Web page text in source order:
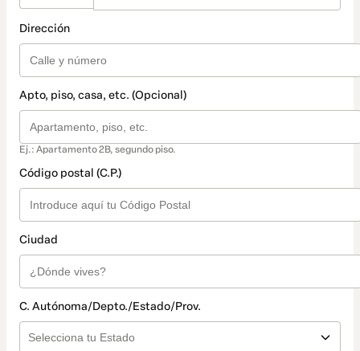
Dirección
Apto, piso, casa, etc. (Opcional)
Ej.: Apartamento 2B, segundo piso.
Código postal (C.P.)
Ciudad
C. Autónoma/Depto./Estado/Prov.